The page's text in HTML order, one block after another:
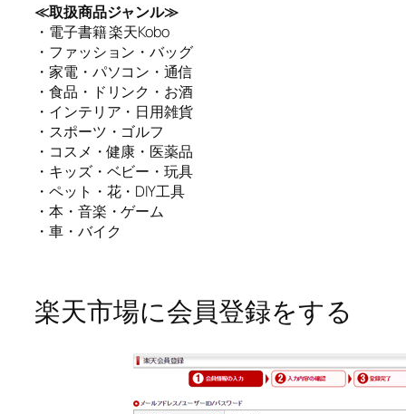
≪取扱商品ジャンル≫
・電子書籍 楽天Kobo
・ファッション・バッグ
・家電・パソコン・通信
・食品・ドリンク・お酒
・インテリア・日用雑貨
・スポーツ・ゴルフ
・コスメ・健康・医薬品
・キッズ・ベビー・玩具
・ペット・花・DIY工具
・本・音楽・ゲーム
・車・バイク
楽天市場に会員登録をする